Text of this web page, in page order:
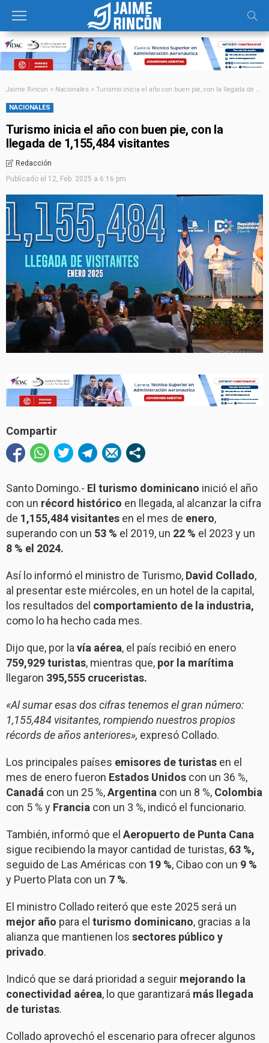
Jaime Rincon > Nacionales > Turismo inicia el año con buen pie, con la llegada de 1,155,484 visitantes
NACIONALES
Turismo inicia el año con buen pie, con la
llegada de 1,155,484 visitantes
Redacción
Publicado el 12, Feb. 2025 a 6:16 pm
Compartir
Santo Domingo.- El turismo dominicano inició el año
con un récord histórico en llegada, al alcanzar la cifra
de 1,155,484 visitantes en el mes de enero,
superando con un 53 % el 2019, un 22 % el 2023 y un
8 % el 2024.
Así lo informó el ministro de Turismo, David Collado,
al presentar este miércoles, en un hotel de la capital,
los resultados del comportamiento de la industria,
como lo ha hecho cada mes.
Dijo que, por la vía aérea, el país recibió en enero
759,929 turistas, mientras que, por la marítima
llegaron 395,555 cruceristas.
«Al sumar esas dos cifras tenemos el gran número:
1,155,484 visitantes, rompiendo nuestros propios
récords de años anteriores», expresó Collado.
Los principales países emisores de turistas en el
mes de enero fueron Estados Unidos con un 36 %,
Canadá con un 25 %,Argentina con un 8 %, Colombia
con 5 % y Francia con un 3 %, indicó el funcionario.
También, informó que el Aeropuerto de Punta Cana
sigue recibiendo la mayor cantidad de turistas, 63 %,
seguido de Las Américas con 19 %, Cibao con un 9 %
y Puerto Plata con un 7 %.
El ministro Collado reiteró que este 2025 será un
mejor año para el turismo dominicano, gracias a la
alianza que mantienen los sectores público y
privado.
Indicó que se dará prioridad a seguir mejorando la
conectividad aérea, lo que garantizará más llegada
de turistas.
Collado aprovechó el escenario para ofrecer algunos